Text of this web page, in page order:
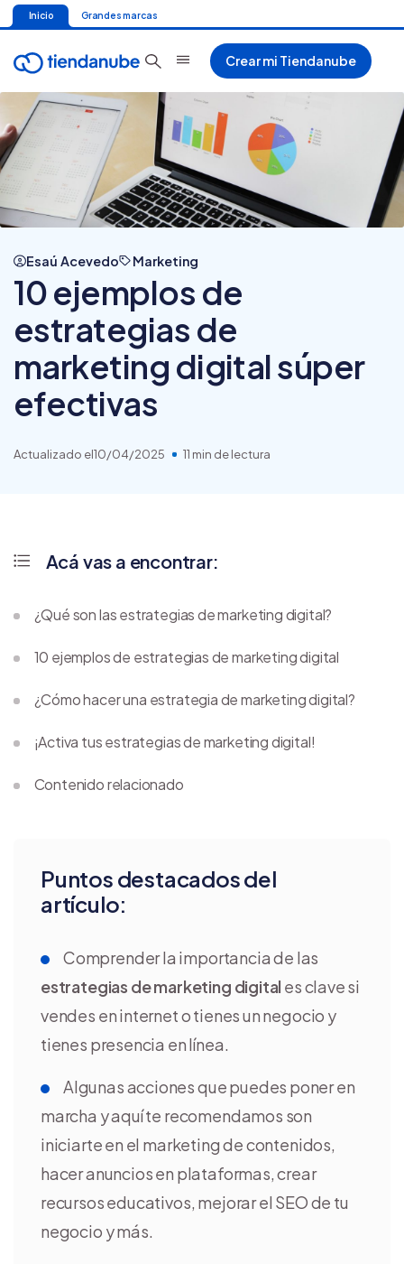
Inicio Grandes marcas
Crear mi Tiendanube
Esaú Acevedo Marketing
10 ejemplos de
estrategias de
marketing digital súper
efectivas
Actualizado el10/04/2025 11 min de lectura
Puntos destacados del
artículo:
Comprender la importancia de las
estrategias de marketing digital es clave si
vendes en internet o tienes un negocio y
tienes presencia en línea.
Algunas acciones que puedes poner en
marcha y aquí te recomendamos son
iniciarte en el marketing de contenidos,
hacer anuncios en plataformas, crear
recursos educativos, mejorar el SEO de tu
negocio y más.
Acá vas a encontrar:
¿Qué son las estrategias de marketing digital?
10 ejemplos de estrategias de marketing digital
¿Cómo hacer una estrategia de marketing digital?
¡Activa tus estrategias de marketing digital!
Contenido relacionado